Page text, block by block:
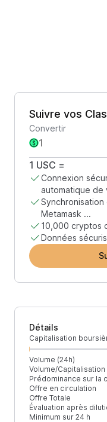
Suivre vos
Convertir
1 USC =
Connexion
automatique de
Synchronisation
Metamask ...
10,000 cryptos
Données
Détails
Capitalisation
Volume (24h)
Volume/
Prédominance sur la
Offre en circulation
Offre Totale
Évaluation après
Minimum sur 24 h